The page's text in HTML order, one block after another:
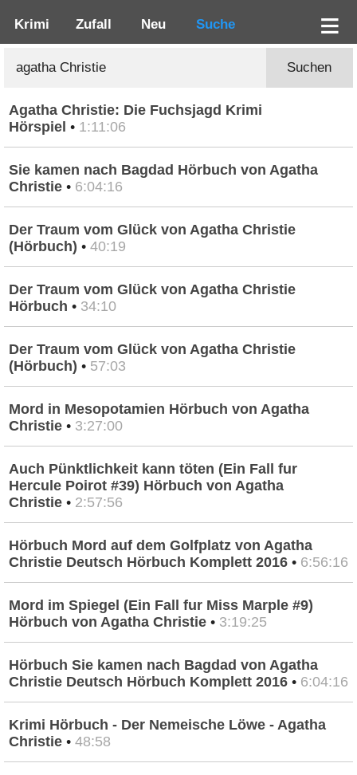
Krimi Zufall Neu Suche
Suchen
Agatha Christie: Die Fuchsjagd Krimi
Hörspiel • 1:11:06
Sie kamen nach Bagdad Hörbuch von Agatha
Christie • 6:04:16
Der Traum vom Glück von Agatha Christie
(Hörbuch) • 40:19
Der Traum vom Glück von Agatha Christie
Hörbuch • 34:10
Der Traum vom Glück von Agatha Christie
(Hörbuch) • 57:03
Mord in Mesopotamien Hörbuch von Agatha
Christie • 3:27:00
Auch Pünktlichkeit kann töten (Ein Fall fur
Hercule Poirot #39) Hörbuch von Agatha
Christie • 2:57:56
Hörbuch Mord auf dem Golfplatz von Agatha
Christie Deutsch Hörbuch Komplett 2016 • 6:56:16
Mord im Spiegel (Ein Fall fur Miss Marple #9)
Hörbuch von Agatha Christie • 3:19:25
Hörbuch Sie kamen nach Bagdad von Agatha
Christie Deutsch Hörbuch Komplett 2016 • 6:04:16
Krimi Hörbuch - Der Nemeische Löwe - Agatha
Christie • 48:58